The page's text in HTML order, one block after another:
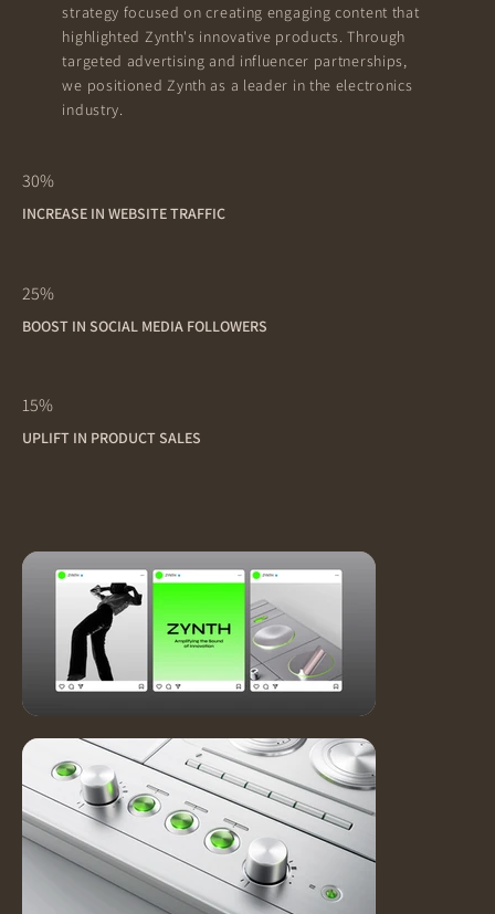
strategy focused on creating engaging content that
highlighted Zynth's innovative products. Through
targeted advertising and influencer partnerships,
we positioned Zynth as a leader in the electronics
industry.
30%
INCREASE IN WEBSITE TRAFFIC
25%
BOOST IN SOCIAL MEDIA FOLLOWERS
15%
UPLIFT IN PRODUCT SALES